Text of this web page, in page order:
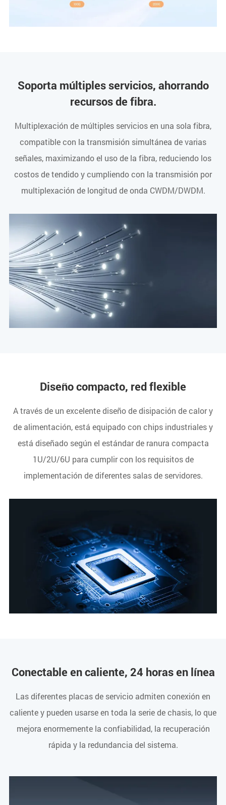
Soporta múltiples servicios, ahorrando
recursos de fibra.
Multiplexación de múltiples servicios en una sola fibra,
compatible con la transmisión simultánea de varias
señales, maximizando el uso de la fibra, reduciendo los
costos de tendido y cumpliendo con la transmisión por
multiplexación de longitud de onda CWDM/DWDM.
Diseño compacto, red flexible
A través de un excelente diseño de disipación de calor y
de alimentación, está equipado con chips industriales y
está diseñado según el estándar de ranura compacta
1U/2U/6U para cumplir con los requisitos de
implementación de diferentes salas de servidores.
Conectable en caliente, 24 horas en línea
Las diferentes placas de servicio admiten conexión en
caliente y pueden usarse en toda la serie de chasis, lo que
mejora enormemente la confiabilidad, la recuperación
rápida y la redundancia del sistema.